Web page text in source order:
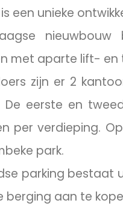
een unieke
met aparte lift- en
zijn er 2
De eerste en
per verdieping.
park.
parking bestaat
berging aan te